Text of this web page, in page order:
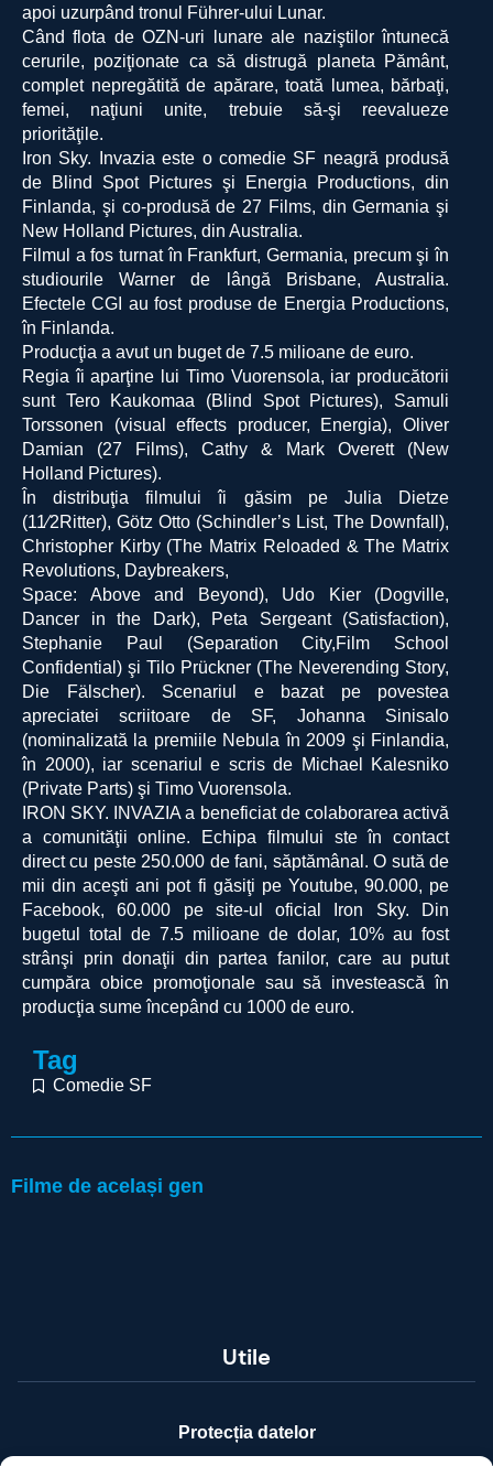
apoi uzurpând tronul Führer-ului Lunar.
Când flota de OZN-uri lunare ale naziştilor întunecă
cerurile, poziţionate ca să distrugă planeta Pământ,
complet nepregătită de apărare, toată lumea, bărbaţi,
femei, naţiuni unite, trebuie să-şi reevalueze
priorităţile.
Iron Sky. Invazia este o comedie SF neagră produsă
de Blind Spot Pictures şi Energia Productions, din
Finlanda, şi co-produsă de 27 Films, din Germania şi
New Holland Pictures, din Australia.
Filmul a fos turnat în Frankfurt, Germania, precum şi în
studiourile Warner de lângă Brisbane, Australia.
Efectele CGI au fost produse de Energia Productions,
în Finlanda.
Producţia a avut un buget de 7.5 milioane de euro.
Regia îi aparţine lui Timo Vuorensola, iar producătorii
sunt Tero Kaukomaa (Blind Spot Pictures), Samuli
Torssonen (visual effects producer, Energia), Oliver
Damian (27 Films), Cathy & Mark Overett (New
Holland Pictures).
În distribuţia filmului îi găsim pe Julia Dietze
(11⁄2Ritter), Götz Otto (Schindler’s List, The Downfall),
Christopher Kirby (The Matrix Reloaded & The Matrix
Revolutions, Daybreakers,
Space: Above and Beyond), Udo Kier (Dogville,
Dancer in the Dark), Peta Sergeant (Satisfaction),
Stephanie Paul (Separation City,Film School
Confidential) şi Tilo Prückner (The Neverending Story,
Die Fälscher). Scenariul e bazat pe povestea
apreciatei scriitoare de SF, Johanna Sinisalo
(nominalizată la premiile Nebula în 2009 şi Finlandia,
în 2000), iar scenariul e scris de Michael Kalesniko
(Private Parts) şi Timo Vuorensola.
IRON SKY. INVAZIA a beneficiat de colaborarea activă
a comunităţii online. Echipa filmului ste în contact
direct cu peste 250.000 de fani, săptămânal. O sută de
mii din aceşti ani pot fi găsiţi pe Youtube, 90.000, pe
Facebook, 60.000 pe site-ul oficial Iron Sky. Din
bugetul total de 7.5 milioane de dolar, 10% au fost
strânşi prin donaţii din partea fanilor, care au putut
cumpăra obice promoţionale sau să investească în
producţia sume începând cu 1000 de euro.
Tag
Comedie SF
Filme de același gen
Utile
Protecția datelor